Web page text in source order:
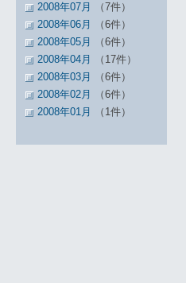
2008年07月
（7件）
2008年06月
（6件）
2008年05月
（6件）
2008年04月
（17件）
2008年03月
（6件）
2008年02月
（6件）
2008年01月
（1件）